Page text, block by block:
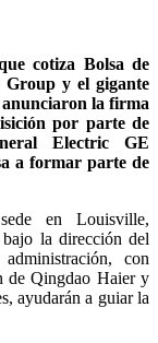
cotiza Bolsa de
Group y el gigante
la firma
por parte de
Electric GE
a formar parte de
en Louisville,
la dirección del
con
de Qingdao Haier y
ayudarán a guiar la